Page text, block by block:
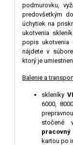
podmurovku,
predovšetkým
úchytiek na
ukotvenia
popis ukotvenia
nájdete v
ktorý je
Balenie a
skleníky
6000,
pracovný
kartou po